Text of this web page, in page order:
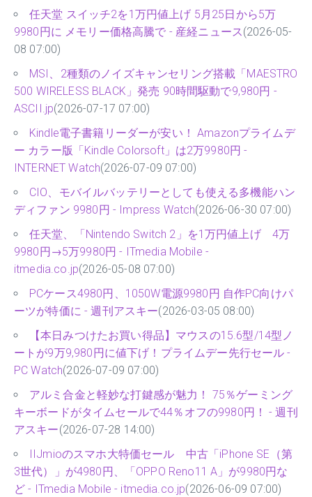
任天堂 スイッチ2を1万円値上げ 5月25日から5万
9980円に メモリー価格高騰で - 産経ニュース(2026-05-
08 07:00)
MSI、2種類のノイズキャンセリング搭載「MAESTRO
500 WIRELESS BLACK」発売 90時間駆動で9,980円 -
ASCII.jp(2026-07-17 07:00)
Kindle電子書籍リーダーが安い！ Amazonプライムデ
ー カラー版「Kindle Colorsoft」は2万9980円 -
INTERNET Watch(2026-07-09 07:00)
CIO、モバイルバッテリーとしても使える多機能ハン
ディファン 9980円 - Impress Watch(2026-06-30 07:00)
任天堂、「Nintendo Switch 2」を1万円値上げ 4万
9980円→5万9980円 - ITmedia Mobile -
itmedia.co.jp(2026-05-08 07:00)
PCケース4980円、1050W電源9980円 自作PC向けパ
ーツが特価に - 週刊アスキー(2026-03-05 08:00)
【本日みつけたお買い得品】マウスの15.6型/14型ノ
ートが9万9,980円に値下げ！プライムデー先行セール -
PC Watch(2026-07-09 07:00)
アルミ合金と軽妙な打鍵感が魅力！ 75％ゲーミング
キーボードがタイムセールで44％オフの9980円！ - 週刊
アスキー(2026-07-28 14:00)
IIJmioのスマホ大特価セール 中古「iPhone SE（第
3世代）」が4980円、「OPPO Reno11 A」が9980円な
ど - ITmedia Mobile - itmedia.co.jp(2026-06-09 07:00)